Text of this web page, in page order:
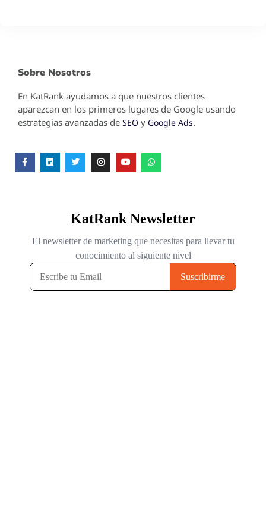
Sobre Nosotros
En KatRank ayudamos a que nuestros clientes
aparezcan en los primeros lugares de Google usando
estrategias avanzadas de SEO y Google Ads.